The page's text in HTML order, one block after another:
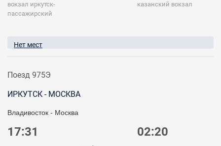
вокзал иркутск-
пассажирский
казанский вокзал
Нет мест
Поезд 975Э
ИРКУТСК - МОСКВА
Владивосток - Москва
17:31 02:20